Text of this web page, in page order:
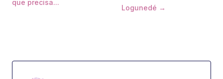
que precisa...
Logunedé →